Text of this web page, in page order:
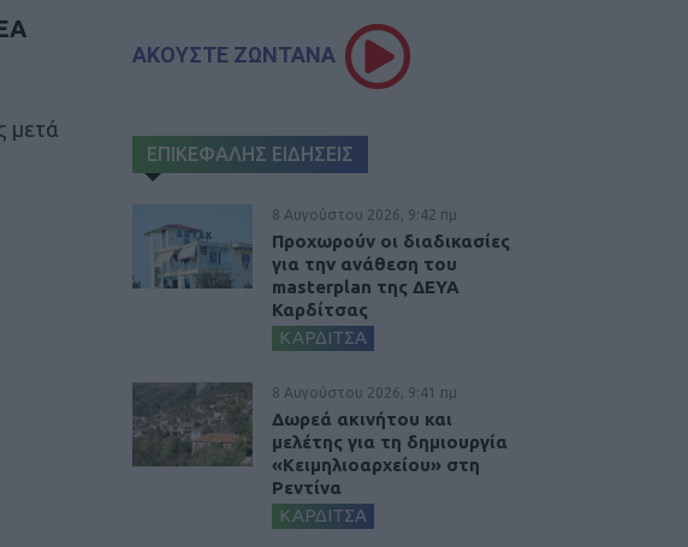
μετά
ΑΚΟΥΣΤΕ ΖΩΝΤΑΝΑ
ΕΠΙΚΕΦΑΛΗΣ ΕΙΔΗΣΕΙΣ
8 Αυγούστου 2026, 9:42 πμ
Προχωρούν οι διαδικασίες
για την ανάθεση του
masterplan της ΔΕΥΑ
Καρδίτσας
ΚΑΡΔΙΤΣΑ
8 Αυγούστου 2026, 9:41 πμ
Δωρεά ακινήτου και
μελέτης για τη δημιουργία
«Κειμηλιοαρχείου» στη
Ρεντίνα
ΚΑΡΔΙΤΣΑ